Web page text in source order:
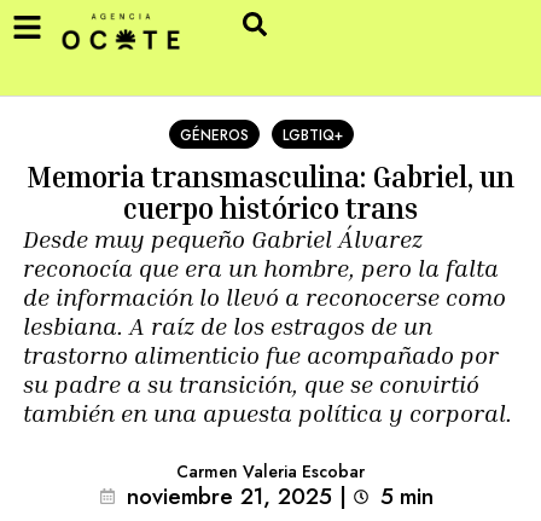
GÉNEROS LGBTIQ+
Memoria transmasculina: Gabriel, un
cuerpo histórico trans
Desde muy pequeño Gabriel Álvarez
reconocía que era un hombre, pero la falta
de información lo llevó a reconocerse como
lesbiana. A raíz de los estragos de un
trastorno alimenticio fue acompañado por
su padre a su transición, que se convirtió
también en una apuesta política y corporal.
Carmen Valeria Escobar
noviembre 21, 2025 | 5 min